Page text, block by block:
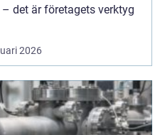
det är företagets verktyg
2026